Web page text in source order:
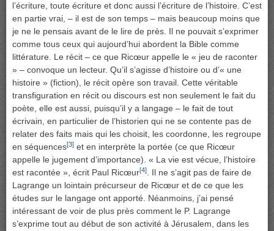
l’écriture, toute écriture et donc aussi l’écriture de l’histoire. C’est
en partie vrai, – il est de son temps – mais beaucoup moins que
je ne le pensais avant de le lire de près. Il ne pouvait s’exprimer
comme tous ceux qui aujourd’hui abordent la Bible comme
littérature. Le récit – ce que Ricœur appelle le « jeu de raconter
» – convoque un lecteur. Qu’il s’agisse d’histoire ou d’« une
histoire » (fiction), le récit opère son travail. Cette véritable
transfiguration en récit ou discours est non seulement le fait du
poète, elle est aussi, puisqu’il y a langage – le fait de tout
écrivain, en particulier de l’historien qui ne se contente pas de
relater des faits mais qui les choisit, les coordonne, les regroupe
en séquences[3] et en interprète la portée (ce que Ricœur
appelle le jugement d’importance). « La vie est vécue, l’histoire
est racontée », écrit Paul Ricœur[4]. Il ne s’agit pas de faire de
Lagrange un lointain précurseur de Ricœur et de ce que les
études sur le langage ont apporté. Néanmoins, j’ai pensé
intéressant de voir de plus près comment le P. Lagrange
s’exprime tout au début de son activité à Jérusalem, dans les